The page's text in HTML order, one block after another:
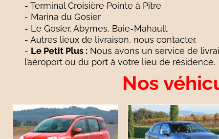
- Terminal Croisière Pointe à Pitre
- Marina du Gosier
- Le Gosier, Abymes, Baie-Mahault
- Autres lieux de livraison, nous contacter.
- Le Petit Plus : Nous avons un service de
l’aéroport ou du port à votre lieu de résidence.
Nos